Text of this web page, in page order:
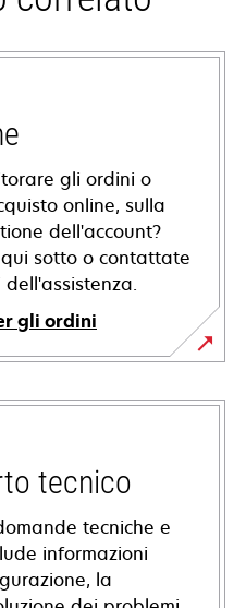
gli ordini o
online, sulla
dell'account?
sotto o contattate
gli ordini
tecnico
tecniche e
informazioni
la